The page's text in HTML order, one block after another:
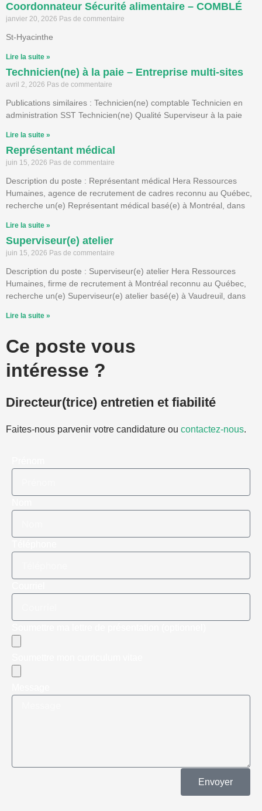
Coordonnateur Sécurité alimentaire – COMBLÉ
janvier 20, 2026 Pas de commentaire
St-Hyacinthe
Lire la suite »
Technicien(ne) à la paie – Entreprise multi-sites
avril 2, 2026 Pas de commentaire
Publications similaires : Technicien(ne) comptable Technicien en
administration SST Technicien(ne) Qualité Superviseur à la paie
Lire la suite »
Représentant médical
juin 15, 2026 Pas de commentaire
Description du poste : Représentant médical Hera Ressources
Humaines, agence de recrutement de cadres reconnu au Québec,
recherche un(e) Représentant médical basé(e) à Montréal, dans
Lire la suite »
Superviseur(e) atelier
juin 15, 2026 Pas de commentaire
Description du poste : Superviseur(e) atelier Hera Ressources
Humaines, firme de recrutement à Montréal reconnu au Québec,
recherche un(e) Superviseur(e) atelier basé(e) à Vaudreuil, dans
Lire la suite »
Ce poste vous
intéresse ?
Directeur(trice) entretien et fiabilité
Faites-nous parvenir votre candidature ou contactez-nous.
Envoyer